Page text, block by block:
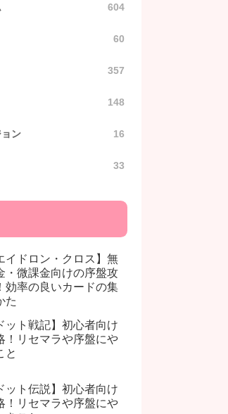
604
60
357
148
ン 16
33
イドロン・クロス】無
・微課金向けの序盤攻
効率の良いカードの集
た
ット戦記】初心者向け
！リセマラや序盤にや
と
ット伝説】初心者向け
！リセマラや序盤にや